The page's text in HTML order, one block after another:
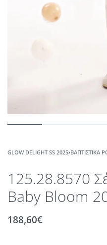
GLOW DELIGHT SS 2025›ΒΑΠΤΙΣΤΙΚΆ
125.28.8570
Baby Bloom
188,60€